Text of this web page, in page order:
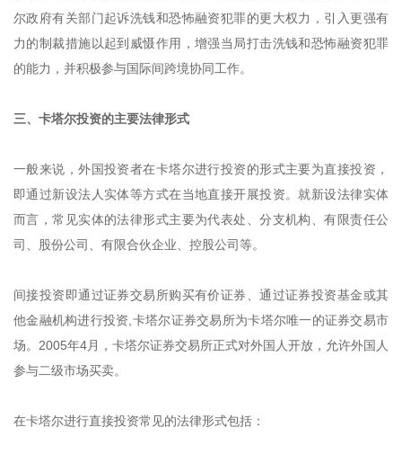
尔政府有关部门起诉洗钱和恐怖融资犯罪的更大权力，引入更强有
力的制裁措施以起到威慑作用，增强当局打击洗钱和恐怖融资犯罪
的能力，并积极参与国际间跨境协同工作。
三、卡塔尔投资的主要法律形式
一般来说，外国投资者在卡塔尔进行投资的形式主要为直接投资，
即通过新设法人实体等方式在当地直接开展投资。就新设法律实体
而言，常见实体的法律形式主要为代表处、分支机构、有限责任公
司、股份公司、有限合伙企业、控股公司等。
间接投资即通过证券交易所购买有价证券、通过证券投资基金或其
他金融机构进行投资,卡塔尔证券交易所为卡塔尔唯一的证券交易市
场。2005年4月，卡塔尔证券交易所正式对外国人开放，允许外国人
参与二级市场买卖。
在卡塔尔进行直接投资常见的法律形式包括：